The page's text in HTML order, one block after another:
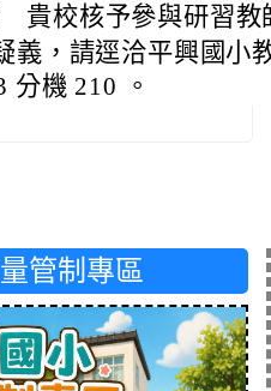
貴校核予參與研習教
義，請逕洽平興國小
分機 210 。
管制專區